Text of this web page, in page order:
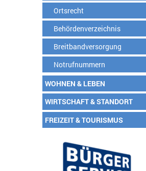
Ortsrecht
Behördenverzeichnis
Breitbandversorgung
Notrufnummern
WOHNEN & LEBEN
WIRTSCHAFT & STANDORT
FREIZEIT & TOURISMUS